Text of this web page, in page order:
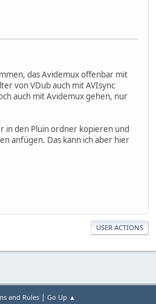
das Avidemux offenbar mit
von VDub auch mit AVIsync
auch mit Avidemux gehen, nur
in den Pluin ordner kopieren und
anfügen. Das kann ich aber hier
USER ACTIONS
and Rules| Go Up ▲